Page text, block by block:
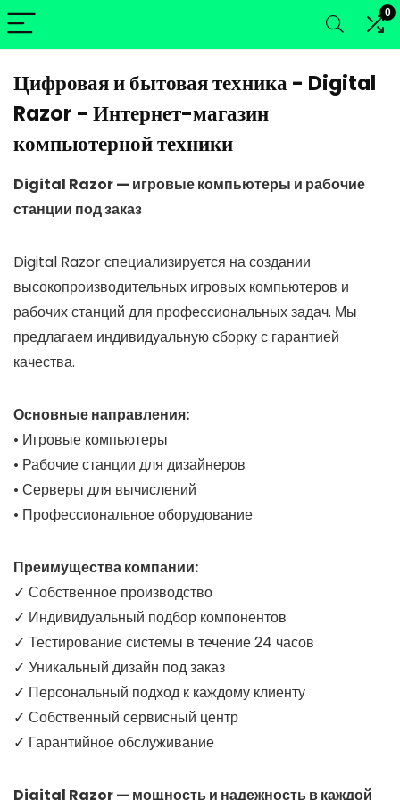
0
Цифровая и бытовая техника - Digital
Razor - Интернет-магазин
компьютерной техники
Digital Razor — игровые компьютеры и рабочие
станции под заказ
Digital Razor специализируется на создании
высокопроизводительных игровых компьютеров и
рабочих станций для профессиональных задач. Мы
предлагаем индивидуальную сборку с гарантией
качества.
Основные направления:
• Игровые компьютеры
• Рабочие станции для дизайнеров
• Серверы для вычислений
• Профессиональное оборудование
Преимущества компании:
✓ Собственное производство
✓ Индивидуальный подбор компонентов
✓ Тестирование системы в течение 24 часов
✓ Уникальный дизайн под заказ
✓ Персональный подход к каждому клиенту
✓ Собственный сервисный центр
✓ Гарантийное обслуживание
Digital Razor — мощность и надежность в каждой